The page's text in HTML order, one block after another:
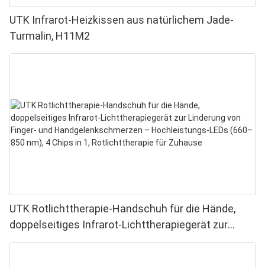
UTK Infrarot-Heizkissen aus natürlichem Jade-
Turmalin, H11M2
UTK Rotlichttherapie-Handschuh für die Hände,
doppelseitiges Infrarot-Lichttherapiegerät zur
Linderung von Finger- und Handgelenkschmerzen –